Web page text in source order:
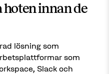
hoten innan de
lösning som
som
Slack och